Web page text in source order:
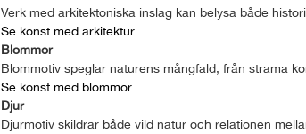
Verk med arkitektoniska inslag kan belysa både
Se konst med arkitektur
Blommor
Blommotiv speglar naturens mångfald, från strama
Se konst med blommor
Djur
Djurmotiv skildrar både vild natur och relationen